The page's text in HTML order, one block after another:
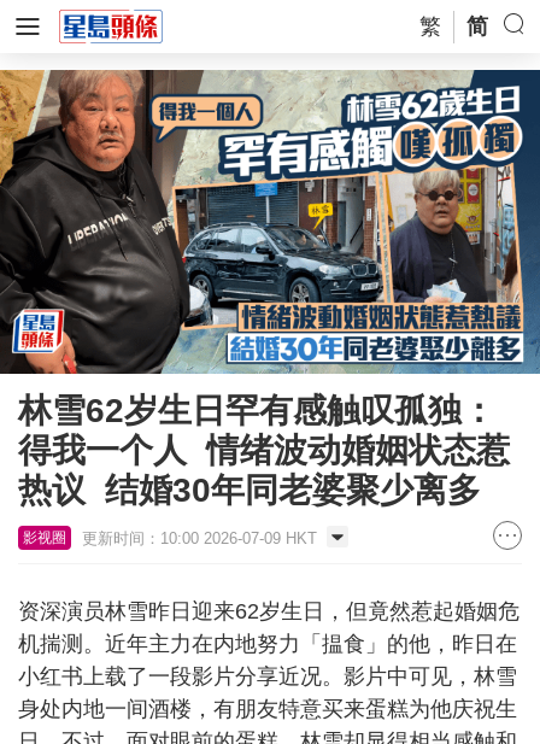
繁 简
林雪62岁生日罕有感触叹孤独：
得我一个人 情绪波动婚姻状态惹
热议 结婚30年同老婆聚少离多
影视圈 更新时间：10:00 2026-07-09 HKT
资深演员林雪昨日迎来62岁生日，但竟然惹起婚姻危
机揣测。近年主力在内地努力「揾食」的他，昨日在
小红书上载了一段影片分享近况。影片中可见，林雪
身处内地一间酒楼，有朋友特意买来蛋糕为他庆祝生